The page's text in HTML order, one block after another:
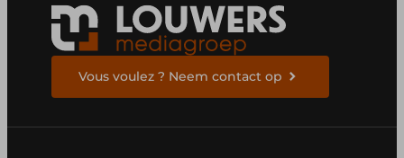
Vous voulez ? Neem contact op